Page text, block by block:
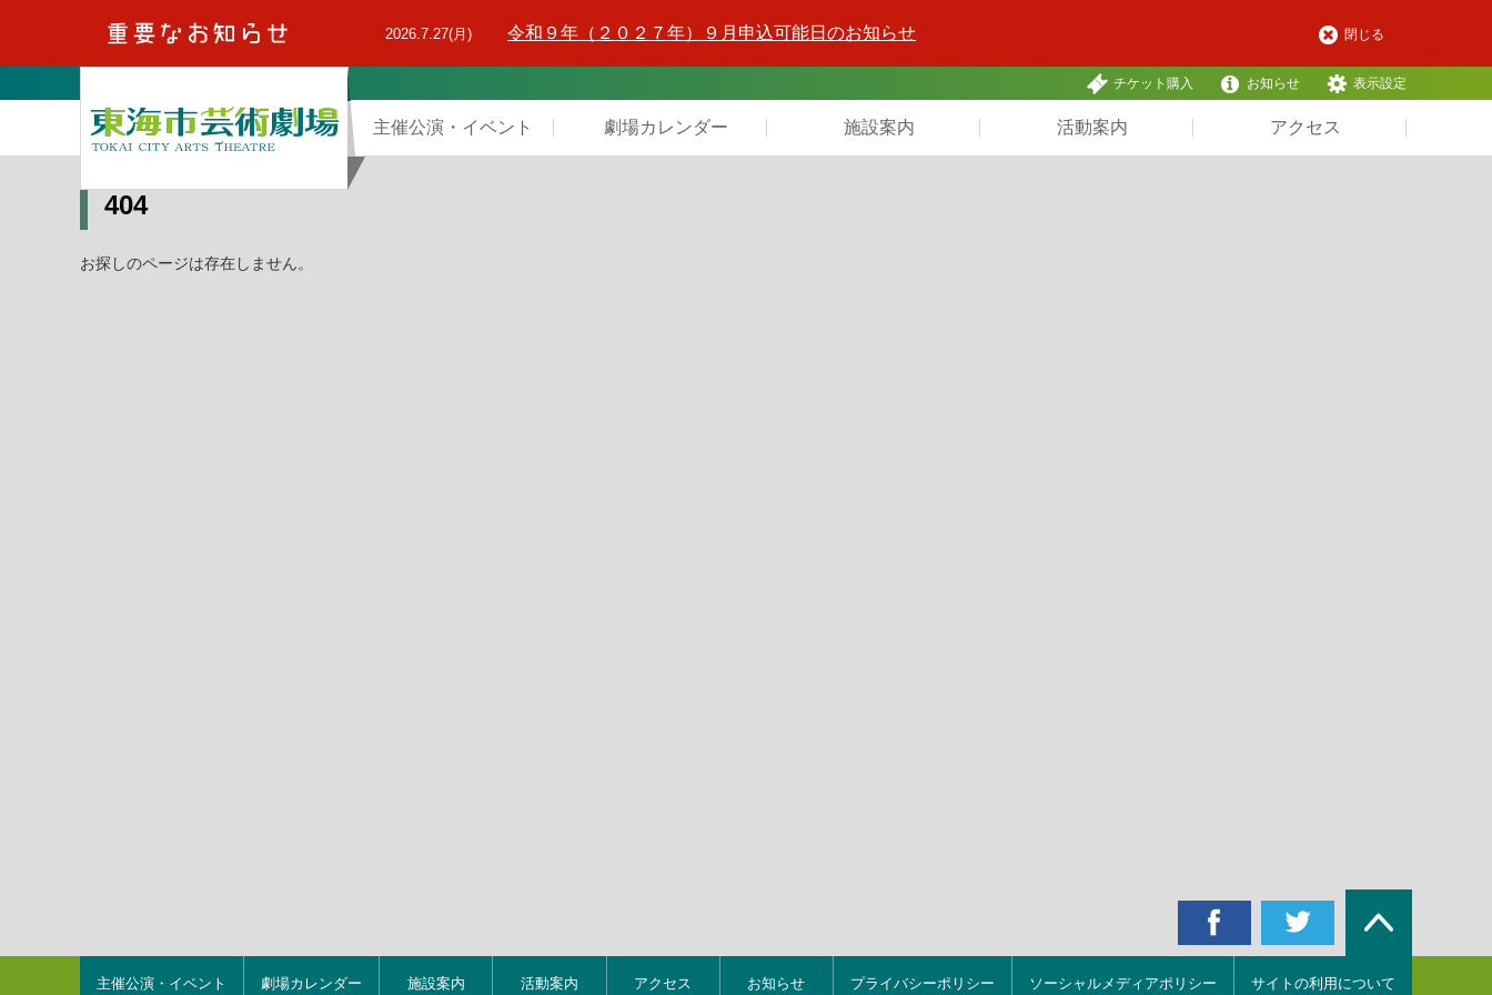
2026.7.27(月) 令和９年（２０２７年）９月申込可能日のお知らせ 閉じる
チケット購入 お知らせ 表示設定
主催公演・イベント 劇場カレンダー 施設案内 活動案内 アクセス
404
お探しのページは存在しません。
主催公演・イベント 劇場カレンダー 施設案内 活動案内 アクセス お知らせ プライバシーポリシー ソーシャルメディアポリシー サイトの利用について